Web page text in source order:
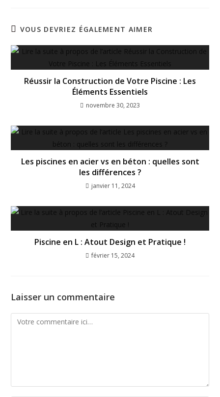
VOUS DEVRIEZ ÉGALEMENT AIMER
Réussir la Construction de Votre Piscine : Les
Éléments Essentiels
novembre 30, 2023
Les piscines en acier vs en béton : quelles sont
les différences ?
janvier 11, 2024
Piscine en L : Atout Design et Pratique !
février 15, 2024
Laisser un commentaire